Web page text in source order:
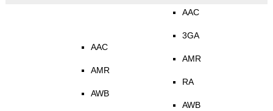
AAC
AMR
AWB
AAC
3GA
AMR
RA
AWB